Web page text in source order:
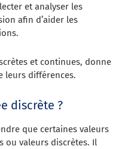
et analyser les
afin d’aider les
et continues, donne
leurs différences.
discrète ?
que certaines valeurs
ou valeurs discrètes. Il